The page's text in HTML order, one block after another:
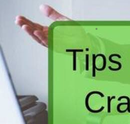
#BankJobs: बैंक
लेखन मोना दीक्षित Mar 13, 2019 04:08 pm
सरकारी नौकरी की तैयारी करने
बैंक भर्ती के लिए उम्मीदवारों को
लेकिन इंटरव्यू पास करना इतना